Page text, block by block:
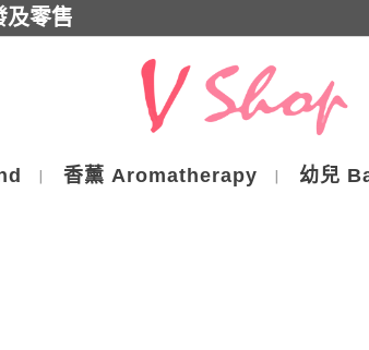
及零售
香薰 Aromatherapy 幼兒